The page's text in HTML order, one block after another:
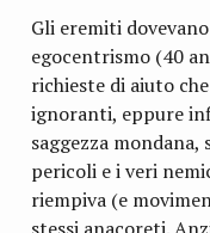
Gli eremiti
egocentrismo (40
richieste di aiuto
ignoranti, eppure
saggezza
pericoli e i veri
riempiva (e